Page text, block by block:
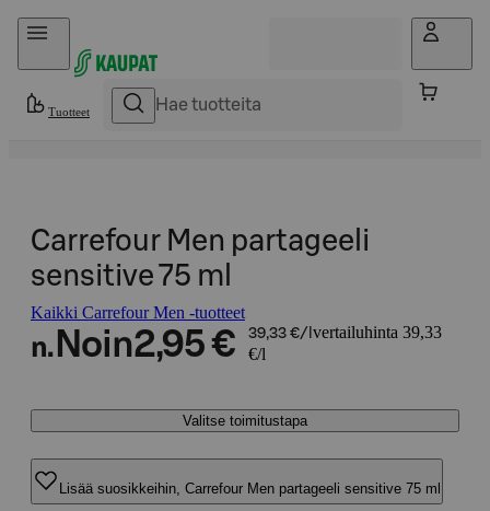
Hyppää sisältöön
Tuotteet
Carrefour Men partageeli
sensitive 75 ml
Kaikki Carrefour Men -tuotteet
n. Noin2,95 € 39,33 €/l vertailuhinta 39,33
€/l
Valitse toimitustapa
Lisää suosikkeihin, Carrefour Men partageeli sensitive 75 ml